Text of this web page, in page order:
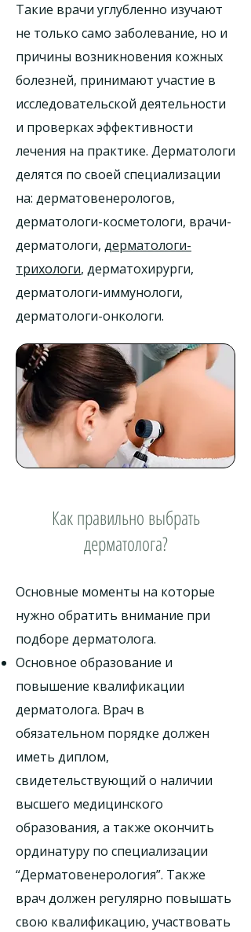
Такие врачи углубленно изучают
не только само заболевание, но и
причины возникновения кожных
болезней, принимают участие в
исследовательской деятельности
и проверках эффективности
лечения на практике. Дерматологи
делятся по своей специализации
на: дерматовенерологов,
дерматологи-косметологи, врачи-
дерматологи, дерматологи-
трихологи, дерматохирурги,
дерматологи-иммунологи,
дерматологи-онкологи.
Как правильно выбрать
дерматолога?
Основные моменты на которые
нужно обратить внимание при
подборе дерматолога.​
Основное образование и
повышение квалификации
дерматолога. Врач в
обязательном порядке должен
иметь диплом,
свидетельствующий о наличии
высшего медицинского
образования, а также окончить
ординатуру по специализации
“Дерматовенерология”. Также
врач должен регулярно повышать
свою квалификацию, участвовать